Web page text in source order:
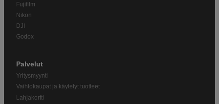
Fujifilm
Nikon
DJI
Godox
Palvelut
Yritysmyynti
Vaihtokaupat ja käytetyt tuotteet
Lahjakortti